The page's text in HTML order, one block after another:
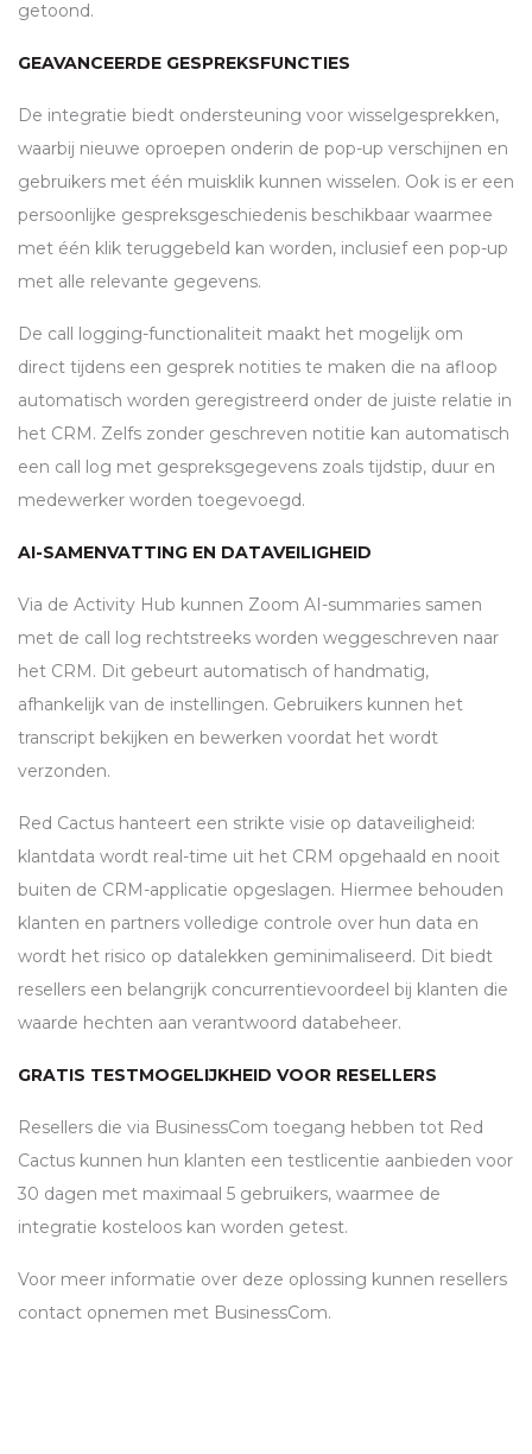
getoond.
GEAVANCEERDE GESPREKSFUNCTIES
De integratie biedt ondersteuning voor wisselgesprekken,
waarbij nieuwe oproepen onderin de pop-up verschijnen en
gebruikers met één muisklik kunnen wisselen. Ook is er een
persoonlijke gespreksgeschiedenis beschikbaar waarmee
met één klik teruggebeld kan worden, inclusief een pop-up
met alle relevante gegevens.
De call logging-functionaliteit maakt het mogelijk om
direct tijdens een gesprek notities te maken die na afloop
automatisch worden geregistreerd onder de juiste relatie in
het CRM. Zelfs zonder geschreven notitie kan automatisch
een call log met gespreksgegevens zoals tijdstip, duur en
medewerker worden toegevoegd.
AI-SAMENVATTING EN DATAVEILIGHEID
Via de Activity Hub kunnen Zoom AI-summaries samen
met de call log rechtstreeks worden weggeschreven naar
het CRM. Dit gebeurt automatisch of handmatig,
afhankelijk van de instellingen. Gebruikers kunnen het
transcript bekijken en bewerken voordat het wordt
verzonden.
Red Cactus hanteert een strikte visie op dataveiligheid:
klantdata wordt real-time uit het CRM opgehaald en nooit
buiten de CRM-applicatie opgeslagen. Hiermee behouden
klanten en partners volledige controle over hun data en
wordt het risico op datalekken geminimaliseerd. Dit biedt
resellers een belangrijk concurrentievoordeel bij klanten die
waarde hechten aan verantwoord databeheer.
GRATIS TESTMOGELIJKHEID VOOR RESELLERS
Resellers die via BusinessCom toegang hebben tot Red
Cactus kunnen hun klanten een testlicentie aanbieden voor
30 dagen met maximaal 5 gebruikers, waarmee de
integratie kosteloos kan worden getest.
Voor meer informatie over deze oplossing kunnen resellers
contact opnemen met BusinessCom.